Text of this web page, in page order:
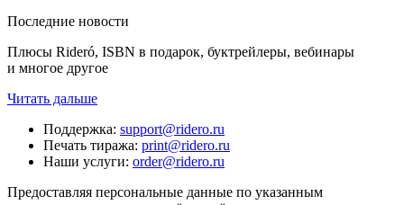
Последние новости
Плюсы Rideró, ISBN в подарок, буктрейлеры, вебинары
и многое другое
Читать дальше
Поддержка: support@ridero.ru
Печать тиража: print@ridero.ru
Наши услуги: order@ridero.ru
Предоставляя персональные данные по указанным